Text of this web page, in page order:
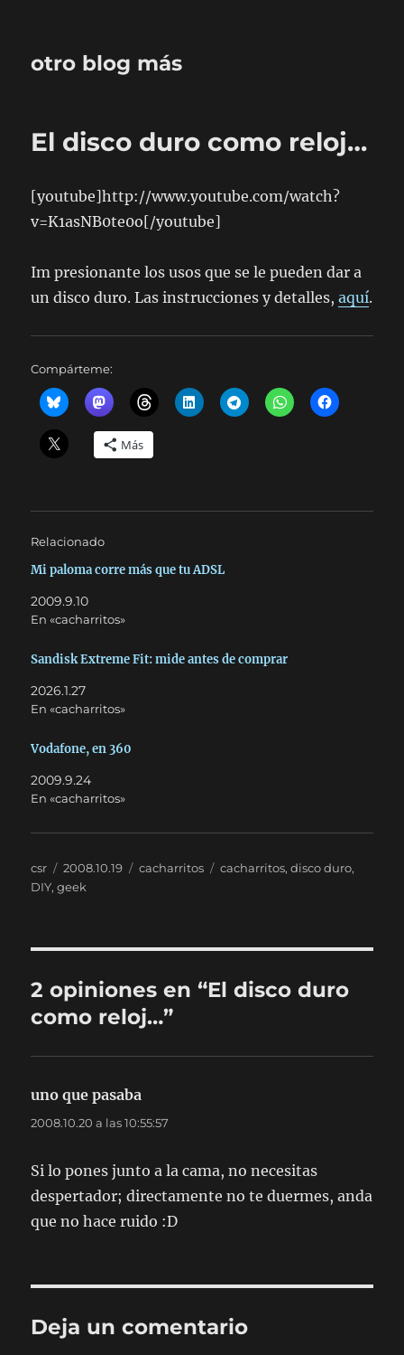
otro blog más
El disco duro como reloj…
[youtube]http://www.youtube.com/watch?
v=K1asNB0te0o[/youtube]
Im presionante los usos que se le pueden dar a
un disco duro. Las instrucciones y detalles,aquí.
Compárteme:
Más
Relacionado
Mi paloma corre más que tu ADSL
2009.9.10
En «cacharritos»
Sandisk Extreme Fit: mide antes de comprar
2026.1.27
En «cacharritos»
Vodafone, en 360
2009.9.24
En «cacharritos»
Autor
csr
Publicado
el
2008.10.19 Categorías
cacharritos Etiquetas
cacharritos,disco duro,
DIY,geek
2 opiniones en “El disco duro
como reloj…”
uno que pasaba
2008.10.20 a las 10:55:57
Si lo pones junto a la cama, no necesitas
despertador; directamente no te duermes, anda
que no hace ruido :D
Deja un comentario